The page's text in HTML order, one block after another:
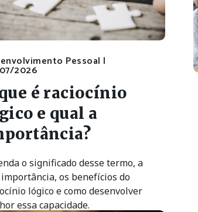
Pessoal |
2026
é raciocínio
e qual a
o significado desse termo, a
os benefícios do
lógico e como desenvolver
essa capacidade.